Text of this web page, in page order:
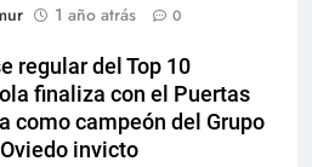
1 año atrás 0
regular del Top 10
finaliza con el Puertas
como campeón del Grupo
invicto